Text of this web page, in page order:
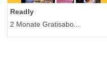
Readly
2 Monate Gratisabo...